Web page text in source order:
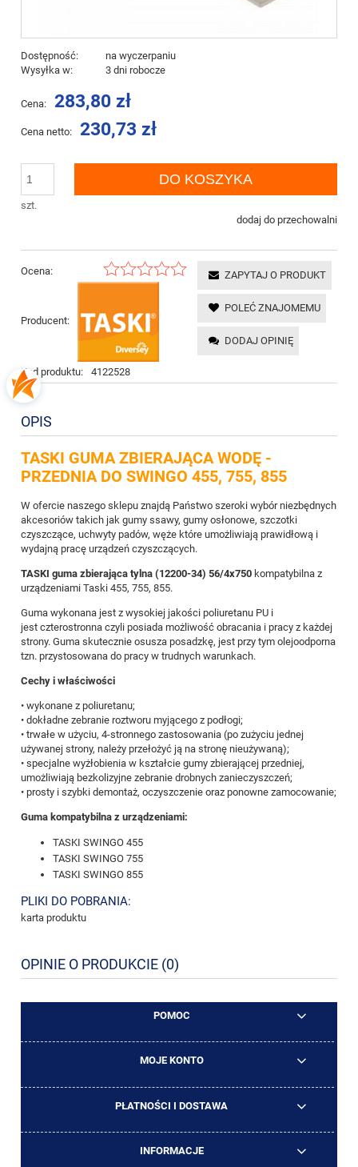
Dostępność:
na wyczerpaniu
Wysyłka w:
3 dni robocze
Cena: 283,80 zł
Cena netto: 230,73 zł
szt.
DO KOSZYKA
dodaj do przechowalni
Ocena:
Producent:
Kod produktu: 4122528
ZAPYTAJ O PRODUKT
POLEĆ ZNAJOMEMU
DODAJ OPINIĘ
OPIS
TASKI GUMA ZBIERAJĄCA WODĘ -
PRZEDNIA DO SWINGO 455, 755, 855
W ofercie naszego sklepu znajdą Państwo szeroki wybór niezbędnych
akcesoriów takich jak gumy ssawy, gumy osłonowe, szczotki
czyszczące, uchwyty padów, węże które umożliwiają prawidłową i
wydajną pracę urządzeń czyszczących.
TASKI guma zbierająca tylna (12200-34) 56/4x750 kompatybilna z
urządzeniami Taski 455, 755, 855.
Guma wykonana jest z wysokiej jakości poliuretanu PU i
jest czterostronna czyli posiada możliwość obracania i pracy z każdej
strony. Guma skutecznie osusza posadzkę, jest przy tym olejoodporna
tzn. przystosowana do pracy w trudnych warunkach.
Cechy i właściwości
• wykonane z poliuretanu;
• dokładne zebranie roztworu myjącego z podłogi;
• trwałe w użyciu, 4-stronnego zastosowania (po zużyciu jednej
używanej strony, należy przełożyć ją na stronę nieużywaną);
• specjalne wyżłobienia w kształcie gumy zbierającej przedniej,
umożliwiają bezkolizyjne zebranie drobnych zanieczyszczeń;
• prosty i szybki demontaż, oczyszczenie oraz ponowne zamocowanie;
Guma kompatybilna z urządzeniami:
TASKI SWINGO 455
TASKI SWINGO 755
TASKI SWINGO 855
PLIKI DO POBRANIA:
karta produktu
OPINIE O PRODUKCIE (0)
POMOC
MOJE KONTO
PŁATNOŚCI I DOSTAWA
INFORMACJE